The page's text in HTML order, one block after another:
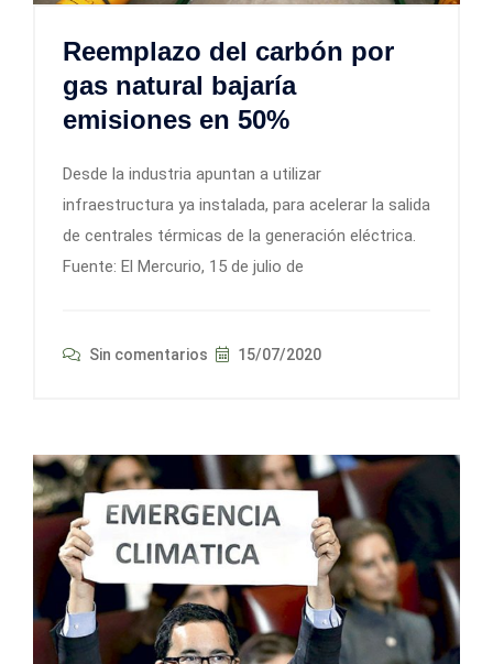
Reemplazo del carbón por
gas natural bajaría
emisiones en 50%
Desde la industria apuntan a utilizar
infraestructura ya instalada, para acelerar la salida
de centrales térmicas de la generación eléctrica.
Fuente: El Mercurio, 15 de julio de
Sin comentarios 15/07/2020